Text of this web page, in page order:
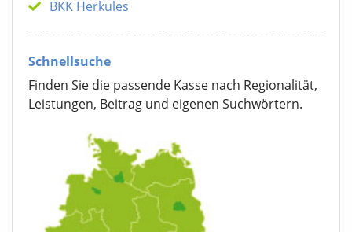
BKK Herkules
Schnellsuche
Finden Sie die passende Kasse nach Regionalität,
Leistungen, Beitrag und eigenen Suchwörtern.